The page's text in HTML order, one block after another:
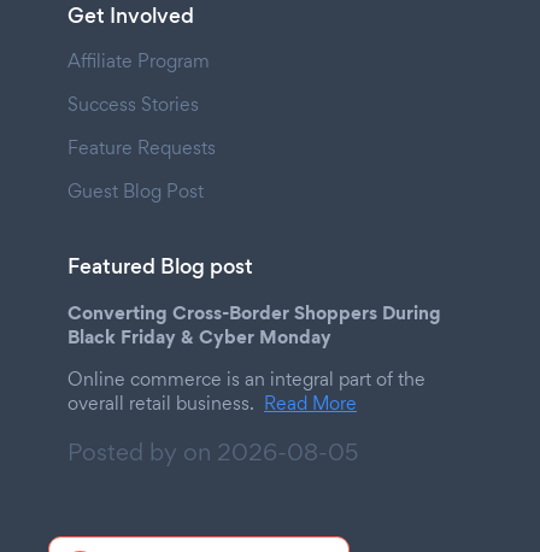
Get Involved
Affiliate Program
Success Stories
Feature Requests
Guest Blog Post
Featured Blog post
Converting Cross-Border Shoppers During
Black Friday & Cyber Monday
Online commerce is an integral part of the
overall retail business. Read More
Posted by on 2026-08-05